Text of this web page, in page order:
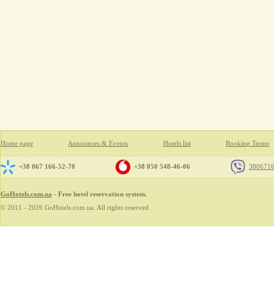
Home page Announces & Events Hotels list Booking Terms
+38 067 166-52-70 +38 050 548-46-06
GoHotels.com.ua - Free hotel reservation system.
© 2011 - 2026 GoHotels.com.ua. All rights reserved.